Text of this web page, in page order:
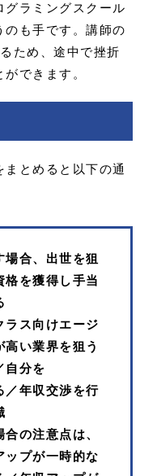
グラミングスクール
のも手です。講師の
ため、途中で挫折
できます。
とめると以下の通
場合、出世を狙
格を獲得し手当
ラス向けエージ
い業界を狙う
自分を
／年収交渉を行
の注意点は、
ップが一時的な